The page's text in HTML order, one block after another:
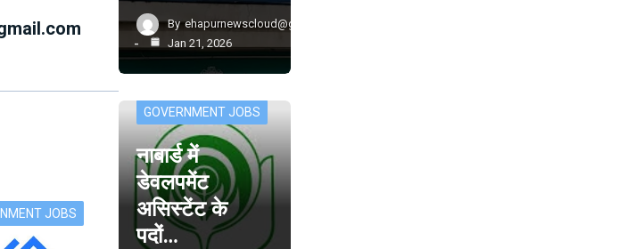
JOBS
By ehapurnewscloud@gmail.com
Jan 21, 2026
GOVERNMENT JOBS
नाबार्ड में
डेवलपमेंट
असिस्टेंट के
पदों…